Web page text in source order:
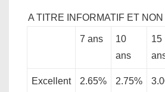
A TITRE INFORMATIF ET
7 ans
10
ans
15
Excellent 2.65% 2.75%